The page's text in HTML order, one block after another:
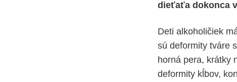
dieťaťa dokonca
Deti alkoholičiek
sú deformity tváre
horná pera, krátky
deformity kĺbov,